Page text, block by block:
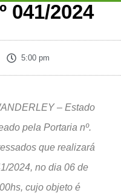
041/2024
5:00 pm
– Estado
pela Portaria nº.
que realizará
2024, no dia 06 de
cujo objeto é